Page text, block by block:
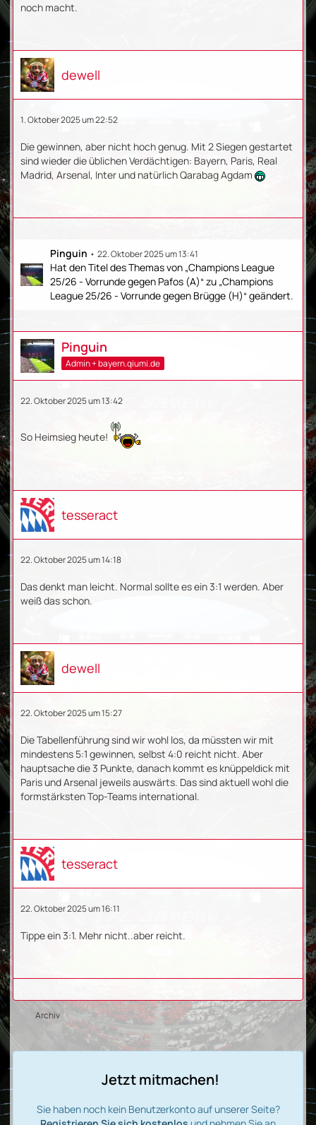
noch macht.
dewell
1. Oktober 2025 um 22:52
Die gewinnen, aber nicht hoch genug. Mit 2 Siegen gestartet
sind wieder die üblichen Verdächtigen: Bayern, Paris, Real
Madrid, Arsenal, Inter und natürlich Qarabag Agdam
Pinguin 22. Oktober 2025 um 13:41
Hat den Titel des Themas von „Champions League
25/26 - Vorrunde gegen Pafos (A)“ zu „Champions
League 25/26 - Vorrunde gegen Brügge (H)“ geändert.
Pinguin
Admin + bayern.qiumi.de
22. Oktober 2025 um 13:42
So Heimsieg heute!
tesseract
22. Oktober 2025 um 14:18
Das denkt man leicht. Normal sollte es ein 3:1 werden. Aber
weiß das schon.
dewell
22. Oktober 2025 um 15:27
Die Tabellenführung sind wir wohl los, da müssten wir mit
mindestens 5:1 gewinnen, selbst 4:0 reicht nicht. Aber
hauptsache die 3 Punkte, danach kommt es knüppeldick mit
Paris und Arsenal jeweils auswärts. Das sind aktuell wohl die
formstärksten Top-Teams international.
tesseract
22. Oktober 2025 um 16:11
Tippe ein 3:1. Mehr nicht..aber reicht.
Archiv
Jetzt mitmachen!
Sie haben noch kein Benutzerkonto auf unserer Seite?